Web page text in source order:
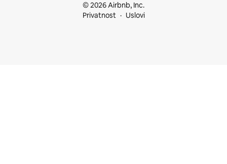
© 2026 Airbnb, Inc.
Privatnost
Uslovi